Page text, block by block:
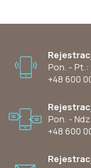
Pon. - Pt.:
+48 600
Pon. -
+48 600